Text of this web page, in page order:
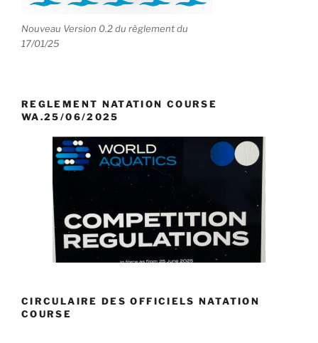
Nouveau Version 0.2 du règlement du
17/01/25
REGLEMENT NATATION COURSE
WA.25/06/2025
CIRCULAIRE DES OFFICIELS NATATION
COURSE